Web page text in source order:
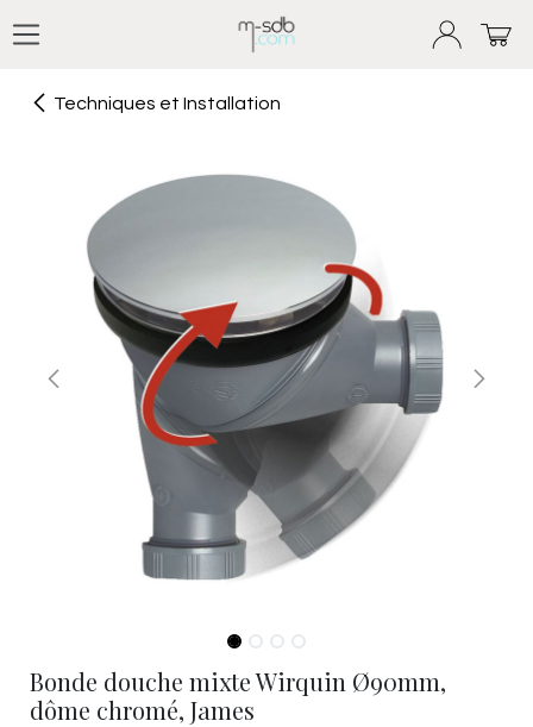
Techniques et Installation
Bonde douche mixte Wirquin Ø90mm,
dôme chromé, James